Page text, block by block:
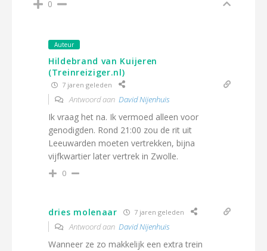
0
Auteur
Hildebrand van Kuijeren
(Treinreiziger.nl)
7 jaren geleden
Antwoord aan David Nijenhuis
Ik vraag het na. Ik vermoed alleen voor
genodigden. Rond 21:00 zou de rit uit
Leeuwarden moeten vertrekken, bijna
vijfkwartier later vertrek in Zwolle.
0
dries molenaar 7 jaren geleden
Antwoord aan David Nijenhuis
Wanneer ze zo makkelijk een extra trein